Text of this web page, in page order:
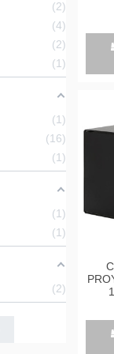
DE
2
4
2
1
1
16
1
1
1
2